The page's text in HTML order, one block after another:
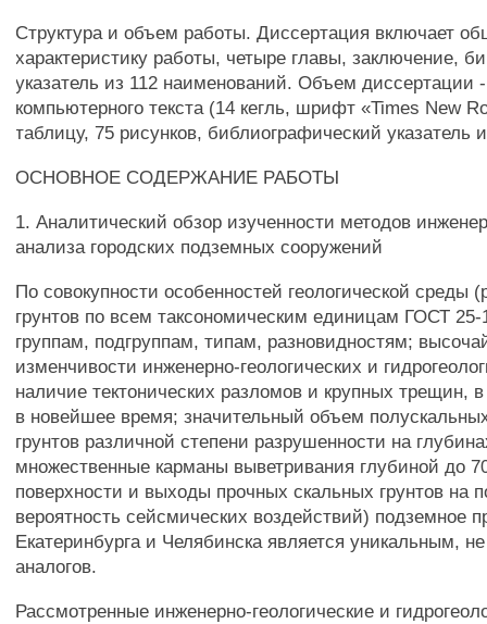
Структура и объем работы. Диссертация включает
характеристику работы, четыре главы, заключение,
указатель из 112 наименований. Объем диссертации
компьютерного текста (14 кегль, шрифт «Times New
таблицу, 75 рисунков, библиографический указатель
ОСНОВНОЕ СОДЕРЖАНИЕ РАБОТЫ
1. Аналитический обзор изученности методов
анализа городских подземных сооружений
По совокупности особенностей геологической среды
грунтов по всем таксономическим единицам ГОСТ
группам, подгруппам, типам, разновидностям;
изменчивости инженерно-геологических и
наличие тектонических разломов и крупных трещин,
в новейшее время; значительный объем
грунтов различной степени разрушенности на
множественные карманы выветривания глубиной до
поверхности и выходы прочных скальных грунтов на
вероятность сейсмических воздействий) подземное
Екатеринбурга и Челябинска является уникальным,
аналогов.
Рассмотренные инженерно-геологические и